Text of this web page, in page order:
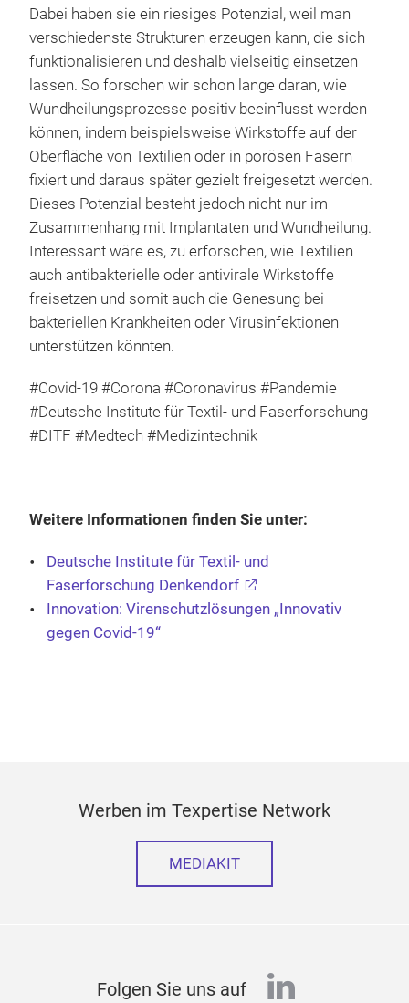
Dabei haben sie ein riesiges Potenzial, weil man
verschiedenste Strukturen erzeugen kann, die sich
funktionalisieren und deshalb vielseitig einsetzen
lassen. So forschen wir schon lange daran, wie
Wundheilungsprozesse positiv beeinflusst werden
können, indem beispielsweise Wirkstoffe auf der
Oberfläche von Textilien oder in porösen Fasern
fixiert und daraus später gezielt freigesetzt werden.
Dieses Potenzial besteht jedoch nicht nur im
Zusammenhang mit Implantaten und Wundheilung.
Interessant wäre es, zu erforschen, wie Textilien
auch antibakterielle oder antivirale Wirkstoffe
freisetzen und somit auch die Genesung bei
bakteriellen Krankheiten oder Virusinfektionen
unterstützen könnten.
#Covid-19 #Corona #Coronavirus #Pandemie
#Deutsche Institute für Textil- und Faserforschung
#DITF #Medtech #Medizintechnik
Weitere Informationen finden Sie unter:
Deutsche Institute für Textil- und
Faserforschung Denkendorf
Innovation: Virenschutzlösungen „Innovativ
gegen Covid-19“
Werben im Texpertise Network
MEDIAKIT
Folgen Sie uns auf linkedin